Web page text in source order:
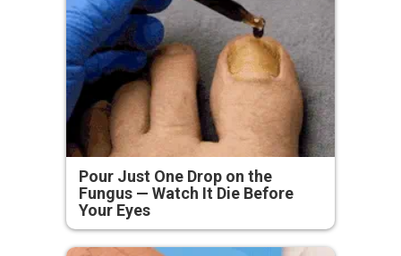
Pour Just One Drop on the
Fungus — Watch It Die Before
Your Eyes